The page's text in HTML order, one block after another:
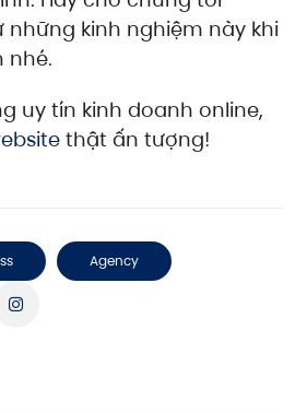
kinh nghiệm này khi
nhé.
uy tín kinh doanh online,
thật ấn tượng!
Agency